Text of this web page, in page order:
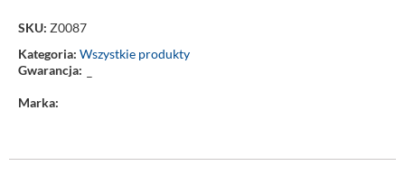
SKU: Z0087
Kategoria: Wszystkie produkty
Gwarancja: –
Marka: